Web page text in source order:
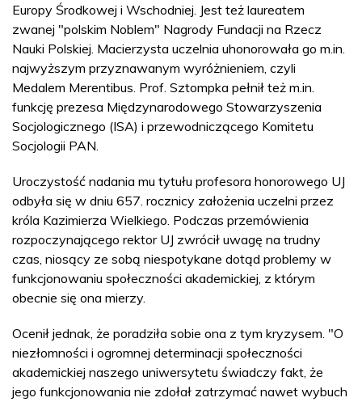
Europy Środkowej i Wschodniej. Jest też laureatem
zwanej "polskim Noblem" Nagrody Fundacji na Rzecz
Nauki Polskiej. Macierzysta uczelnia uhonorowała go m.in.
najwyższym przyznawanym wyróżnieniem, czyli
Medalem Merentibus. Prof. Sztompka pełnił też m.in.
funkcję prezesa Międzynarodowego Stowarzyszenia
Socjologicznego (ISA) i przewodniczącego Komitetu
Socjologii PAN.
Uroczystość nadania mu tytułu profesora honorowego UJ
odbyła się w dniu 657. rocznicy założenia uczelni przez
króla Kazimierza Wielkiego. Podczas przemówienia
rozpoczynającego rektor UJ zwrócił uwagę na trudny
czas, niosący ze sobą niespotykane dotąd problemy w
funkcjonowaniu społeczności akademickiej, z którym
obecnie się ona mierzy.
Ocenił jednak, że poradziła sobie ona z tym kryzysem. "O
niezłomności i ogromnej determinacji społeczności
akademickiej naszego uniwersytetu świadczy fakt, że
jego funkcjonowania nie zdołał zatrzymać nawet wybuch